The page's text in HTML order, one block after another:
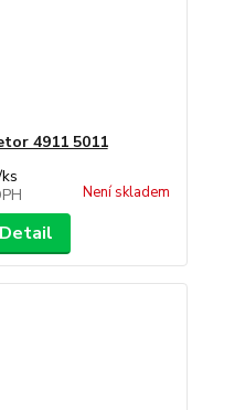
4911 5011
ks
Není skladem
Detail